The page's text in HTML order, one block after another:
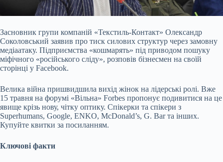
Засновник групи компаній «Текстиль-Контакт» Олександр
Соколовський заявив про тиск силових структур через замовну
медіаатаку. Підприємства «кошмарять» під приводом пошуку
міфічного «російського сліду», розповів бізнесмен на своїй
сторінці у Facebook.
Велика війна пришвидшила вихід жінок на лідерські ролі. Вже
15 травня на форумі «Вільна» Forbes пропонує подивитися на це
явище крізь нову, чітку оптику. Спікерки та спікери з
Superhumans, Google, ENKO, McDonald’s, G. Bar та інших.
Купуйте квитки за посиланням.
Ключові факти